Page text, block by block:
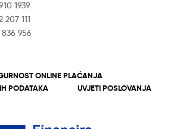
1939
111
956
ONLINE PLAĆANJA
PODATAKA
UVJETI POSLOVANJA